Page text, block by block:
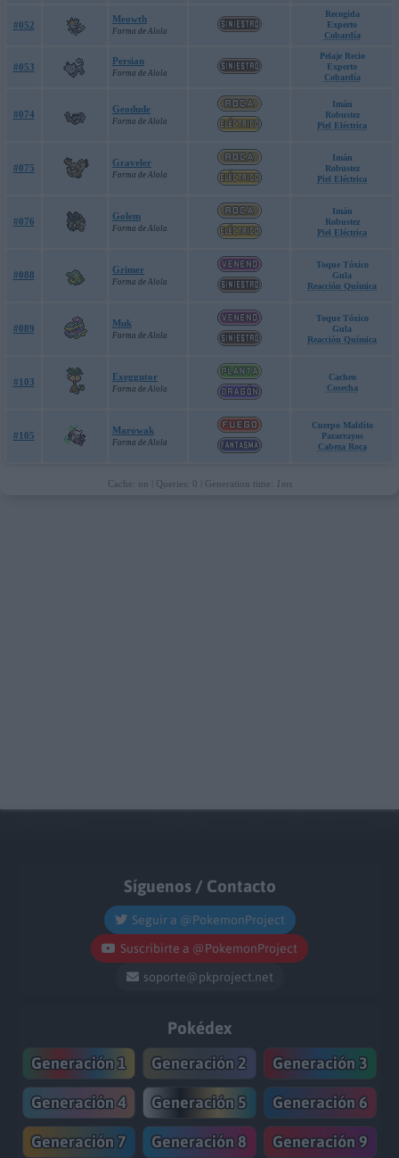
#052
Meowth
Forma de Alola
Recogida
Experto
Cobardía
#053
Persian
Forma de Alola
Pelaje Recio
Experto
Cobardía
#074 Geodude
Forma de Alola
Imán
Robustez
Piel Eléctrica
#075 Graveler
Forma de Alola
Imán
Robustez
Piel Eléctrica
#076 Golem
Forma de Alola
Imán
Robustez
Piel Eléctrica
#088 Grimer
Forma de Alola
Toque Tóxico
Gula
Reacción Química
#089 Muk
Forma de Alola
Toque Tóxico
Gula
Reacción Química
#103 Exeggutor
Forma de Alola
Cacheo
Cosecha
#105 Marowak
Forma de Alola
Cuerpo Maldito
Pararrayos
Cabeza Roca
Cache: on | Queries: 0 | Generation time: 1ms
Síguenos / Contacto
Seguir a @PokemonProject
Suscribirte a @PokemonProject
soporte@pkproject.net
Pokédex
Generación 1
Generación 2 Generación 3
Generación 4 Generación 5 Generación 6
Generación 7 Generación 8 Generación 9